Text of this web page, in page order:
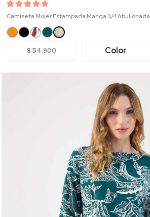
Camiseta Mujer Estampada Manga 3/4 Abullonada
$ 54.900 Color